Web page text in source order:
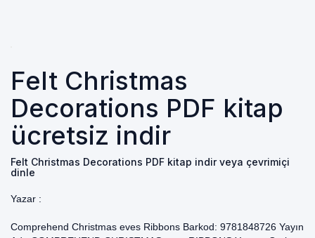
Felt Christmas
Decorations PDF kitap
ücretsiz indir
Felt Christmas Decorations PDF kitap indir veya çevrimiçi
dinle
Yazar :
Comprehend Christmas eves Ribbons Barkod: 9781848726 Yayın